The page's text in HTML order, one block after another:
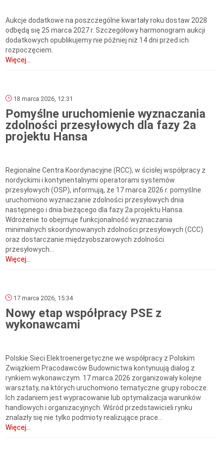
Aukcje dodatkowe na poszczególne kwartały roku dostaw 2028
odbędą się 25 marca 2027 r. Szczegółowy harmonogram aukcji
dodatkowych opublikujemy nie później niż 14 dni przed ich
rozpoczęciem.
Więcej...
18 marca 2026, 12:31
Pomyślne uruchomienie wyznaczania
zdolności przesyłowych dla fazy 2a
projektu Hansa
Regionalne Centra Koordynacyjne (RCC), w ścisłej współpracy z
nordyckimi i kontynentalnymi operatorami systemów
przesyłowych (OSP), informują, że 17 marca 2026 r. pomyślne
uruchomiono wyznaczanie zdolności przesyłowych dnia
następnego i dnia bieżącego dla fazy 2a projektu Hansa.
Wdrożenie to obejmuje funkcjonalność wyznaczania
minimalnych skoordynowanych zdolności przesyłowych (CCC)
oraz dostarczanie międzyobszarowych zdolności
przesyłowych...
Więcej...
17 marca 2026, 15:34
Nowy etap współpracy PSE z
wykonawcami
Polskie Sieci Elektroenergetyczne we współpracy z Polskim
Związkiem Pracodawców Budownictwa kontynuują dialog z
rynkiem wykonawczym. 17 marca 2026 zorganizowały kolejne
warsztaty, na których uruchomiono tematyczne grupy robocze.
Ich zadaniem jest wypracowanie lub optymalizacja warunków
handlowych i organizacyjnych. Wśród przedstawicieli rynku
znalazły się nie tylko podmioty realizujące prace...
Więcej...